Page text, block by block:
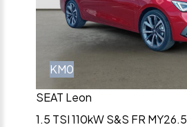
KM0
SEAT Leon
1.5 TSI 110kW S&S FR MY26.5